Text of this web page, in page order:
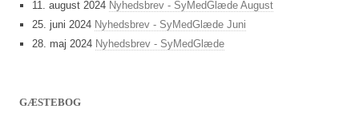
11. august 2024 Nyhedsbrev - SyMedGlæde August
25. juni 2024 Nyhedsbrev - SyMedGlæde Juni
28. maj 2024 Nyhedsbrev - SyMedGlæde
GÆSTEBOG